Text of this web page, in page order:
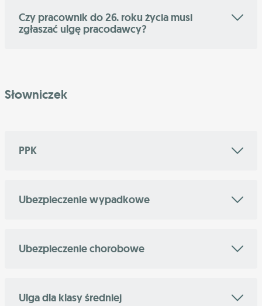
Czy pracownik do 26. roku życia musi
zgłaszać ulgę pracodawcy?
Słowniczek
PPK
Ubezpieczenie wypadkowe
Ubezpieczenie chorobowe
Ulga dla klasy średniej